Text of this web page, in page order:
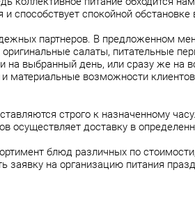
способствует спокойной
партнеров. В предложенном
салаты, питательные
на выбранный день, или сразу же на
материальные возможности
строго к назначенному
доставку в
блюд различных по
на организацию питания